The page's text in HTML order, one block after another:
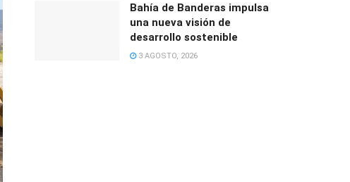
Bahía de Banderas impulsa
una nueva visión de
desarrollo sostenible
3 AGOSTO, 2026